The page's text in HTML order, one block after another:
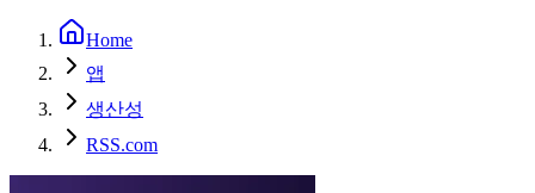
Home
앱
생산성
RSS.com